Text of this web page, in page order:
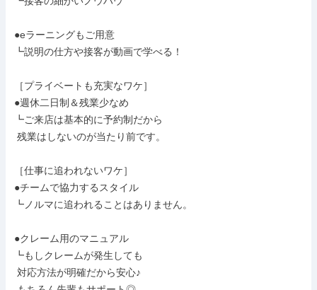
●eラーニングもご用意
┗説明の仕方や接客が動画で学べる！
［プライベートも充実なワケ］
●週休二日制＆残業少なめ
┗ご来店は基本的に予約制だから
［仕事に追われないワケ］
●チームで協力するスタイル
┗ノルマに追われることはありません。
●クレーム用のマニュアル
┗もしクレームが発生しても